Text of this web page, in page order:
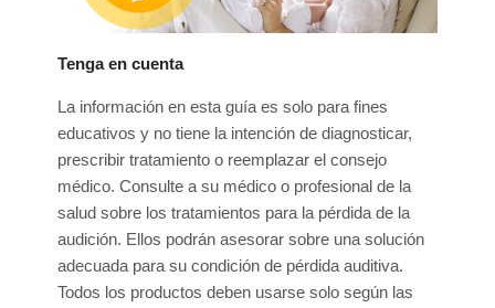
Tenga en cuenta
La información en esta guía es solo para fines
educativos y no tiene la intención de diagnosticar,
prescribir tratamiento o reemplazar el consejo
médico. Consulte a su médico o profesional de la
salud sobre los tratamientos para la pérdida de la
audición. Ellos podrán asesorar sobre una solución
adecuada para su condición de pérdida auditiva.
Todos los productos deben usarse solo según las